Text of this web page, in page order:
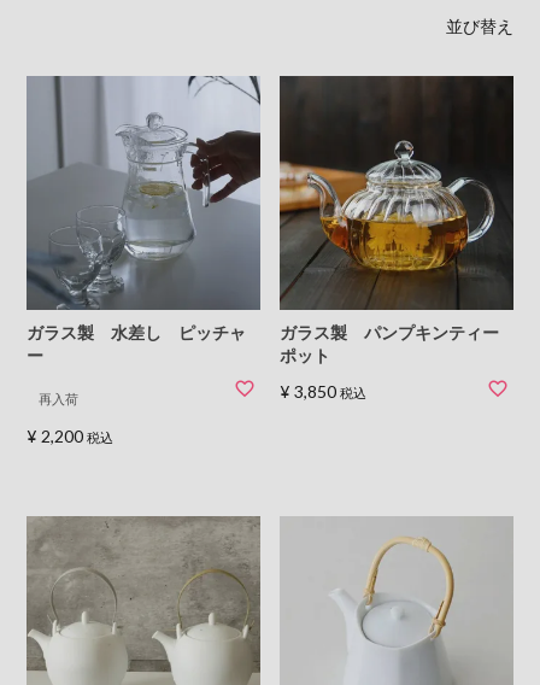
並び替え
ガラス製 水差し ピッチャ
ー
再入荷
¥ 2,200 税込
ガラス製 パンプキンティー
ポット
¥ 3,850 税込